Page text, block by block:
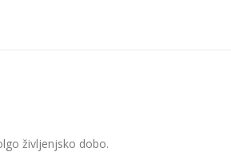
življenjsko dobo.